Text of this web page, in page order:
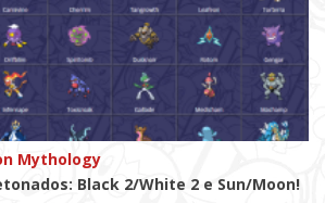
Mythology
Black 2/White 2 e Sun/Moon!